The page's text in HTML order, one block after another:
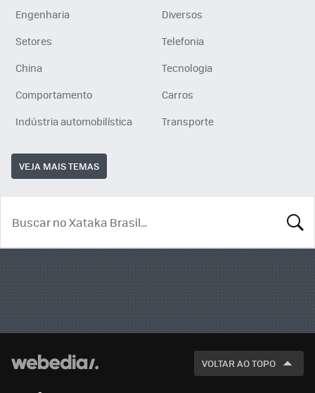
Engenharia
Diversos
Setores
Telefonia
China
Tecnologia
Comportamento
Carros
Indústria automobilística
Transporte
VEJA MAIS TEMAS
VOLTAR AO TOPO